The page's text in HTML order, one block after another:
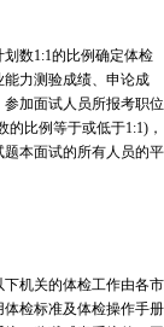
数1:1的比例确定体检
力测验成绩、申论成
加面试人员所报考职位
比例等于或低于1:1)，
本面试的所有人员的平
机关的体检工作由各市
检标准及体检操作手册